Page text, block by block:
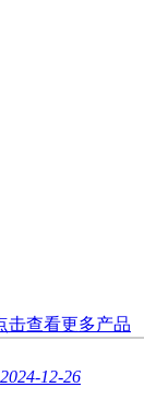
击查看更多产品
2024-12-26